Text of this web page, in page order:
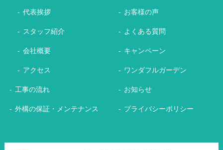
代表挨拶
スタッフ紹介
会社概要
アクセス
工事の流れ
外構の保証・メンテナンス
お客様の声
よくある質問
キャンペーン
ワンダフルガーデン
お知らせ
プライバシーポリシー